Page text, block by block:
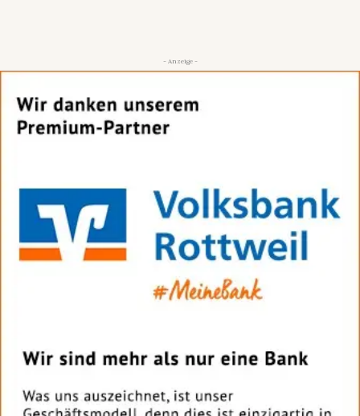
- Anzeige -